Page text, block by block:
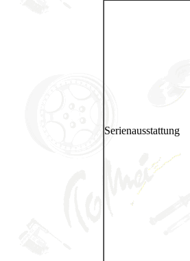
Serienausstattung